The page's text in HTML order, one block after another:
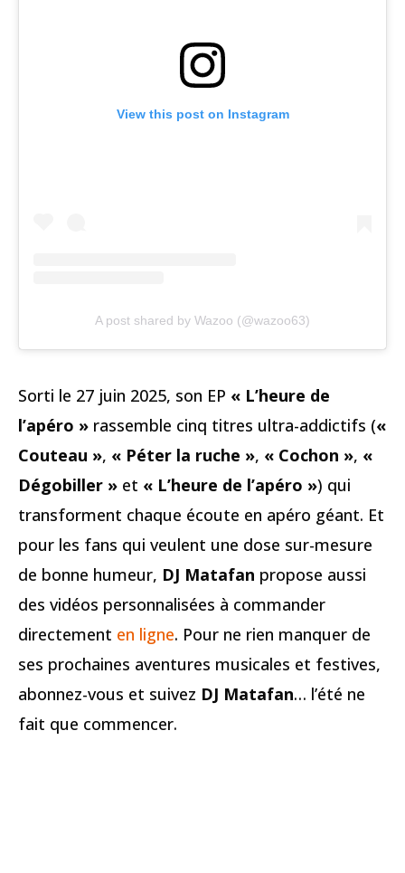
View this post on Instagram
A post shared by Wazoo (@wazoo63)
Sorti le 27 juin 2025, son EP « L’heure de
l’apéro » rassemble cinq titres ultra-addictifs («
Couteau », « Péter la ruche », « Cochon », «
Dégobiller » et « L’heure de l’apéro ») qui
transforment chaque écoute en apéro géant. Et
pour les fans qui veulent une dose sur-mesure
de bonne humeur, DJ Matafan propose aussi
des vidéos personnalisées à commander
directement en ligne. Pour ne rien manquer de
ses prochaines aventures musicales et festives,
abonnez-vous et suivez DJ Matafan… l’été ne
fait que commencer.